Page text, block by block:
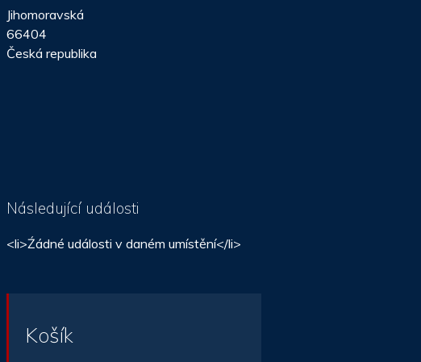
Jihomoravská
66404
Česká republika
Následující události
<li>Źádné události v daném umístění</li>
Košík